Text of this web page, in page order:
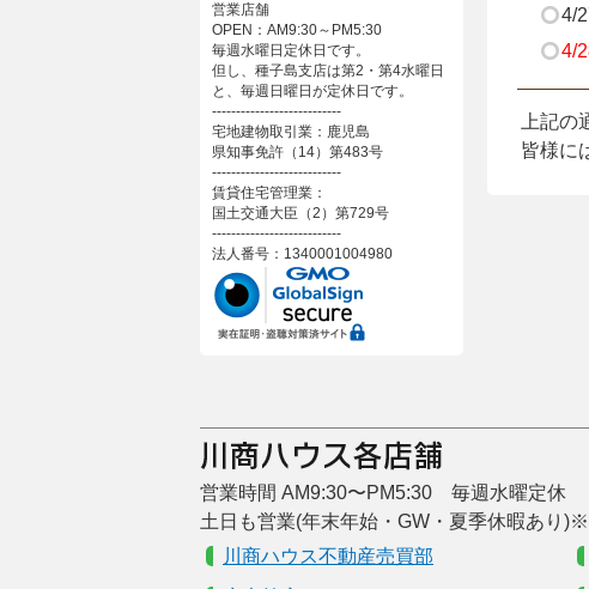
4/
4/
上記
皆様に
営業店舗
OPEN：AM9:30～PM5:30
毎週水曜日定休日です。
但し、種子島支店は第2・第4水曜日
と、毎週日曜日が定休日です。
---------------------------
宅地建物取引業：鹿児島
県知事免許（14）第483号
---------------------------
賃貸住宅管理業：
国土交通大臣（2）第729号
---------------------------
法人番号：1340001004980
営業時間 AM9:30〜PM5:30 毎週水曜定休
土日も営業(年末年始・GW・夏季休暇あり
川商ハウス不動産売買部